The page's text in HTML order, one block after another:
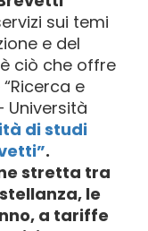
sui temi
e del
ciò che offre
e
Università
di studi
.
stretta tra
le
a tariffe